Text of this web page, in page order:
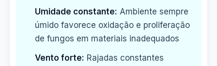
Umidade constante: Ambiente sempre
úmido favorece oxidação e proliferação
de fungos em materiais inadequados
Vento forte: Rajadas constantes